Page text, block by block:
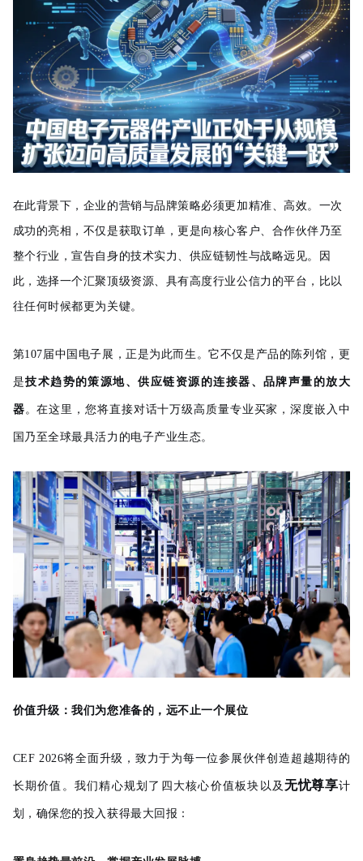
在此背景下，企业的营销与品牌策略必须更加精准、高效。一次
成功的亮相，不仅是获取订单，更是向核心客户、合作伙伴乃至
整个行业，宣告自身的技术实力、供应链韧性与战略远见。因
此，选择一个汇聚顶级资源、具有高度行业公信力的平台，比以
往任何时候都更为关键。
第107届中国电子展，正是为此而生。它不仅是产品的陈列馆，更
是技术趋势的策源地、供应链资源的连接器、品牌声量的放大
器。在这里，您将直接对话十万级高质量专业买家，深度嵌入中
国乃至全球最具活力的电子产业生态。
价值升级：我们为您准备的，远不止一个展位
CEF 2026将全面升级，致力于为每一位参展伙伴创造超越期待的
长期价值。我们精心规划了四大核心价值板块以及 无忧尊享计
划，确保您的投入获得最大回报：